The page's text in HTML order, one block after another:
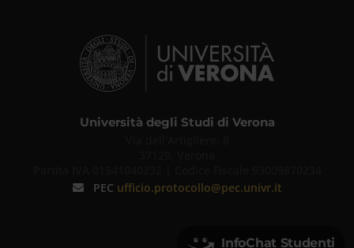
Università degli Studi di Verona
PEC ufficio.protocollo@pec.univr.it
InfoChat Studenti